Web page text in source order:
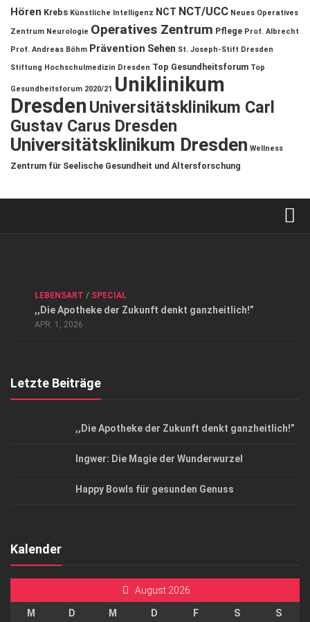
Hören Krebs Künstliche Intelligenz NCT NCT/UCC Neues Operatives
Zentrum Neurologie Operatives Zentrum Pflege Prof. Albrecht
Prof. Andreas Böhm Prävention Sehen St. Joseph-Stift Dresden
Stiftung Hochschulmedizin Dresden Top Gesundheitsforum Top
Gesundheitsforum 2020/21 Uniklinikum
DresdenUniversitätsklinikum Carl
Gustav Carus Dresden
Universitätsklinikum Dresden Wellness
Zentrum für Seelische Gesundheit und Altersforschung
Datenschutzerklärung
Top Magazin Dresden / Ostsachsen
LEBENSART / SPECIAL
,,Die Apotheke der Zukunft denkt ganzheitlich!”
APR. 1, 2026
Letzte Beiträge
,,Die Apotheke der Zukunft denkt ganzheitlich!”
Ingwer: Die Magie der Wunderwurzel
Happy Bowls für gesunden Genuss
Kalender
August 2026
M D M D F S S